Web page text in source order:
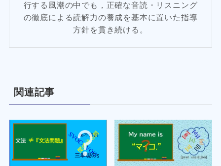
行する風潮の中でも，正確な音読・リスニング
の徹底による読解力の養成を基本に置いた指導
方針を貫き続ける。
関連記事